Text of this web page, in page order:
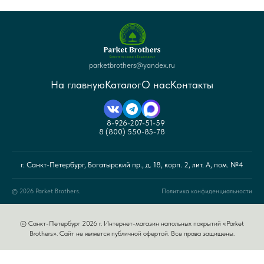
parketbrothers@yandex.ru
На главнуюКаталогО насКонтакты
8-926-207-51-59
8 (800) 550-85-78
г. Санкт-Петербург, Богатырский пр., д. 18, корп. 2, лит. А, пом. №4
© 2026 Parket Brothers. Политика конфиденциальности
© Санкт-Петербург 2026 г. Интернет-магазин напольных покрытий «Parket
Brothers». Сайт не является публичной офертой. Все права защищены.